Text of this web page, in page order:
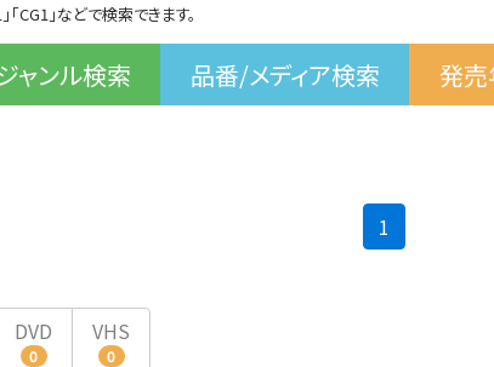
「CG1」などで検索できます。
ャンル検索 品番/メディア検索 発売
1
DVD
0
VHS
0